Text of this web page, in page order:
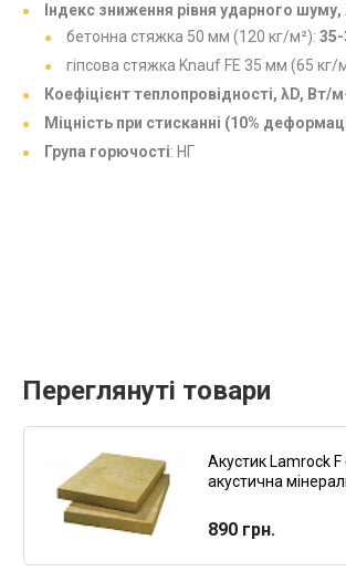
Індекс зниження рівня ударного
бетонна стяжка 50 мм (120 кг/м²):
гіпсова стяжка Knauf FE 35 мм (65 кг/
Коефіцієнт теплопровідності, λD, Вт/
Міцність при стисканні (10%
Група горючості: НГ
Переглянуті товари
Акустик Lamrock
акустична
890 грн.